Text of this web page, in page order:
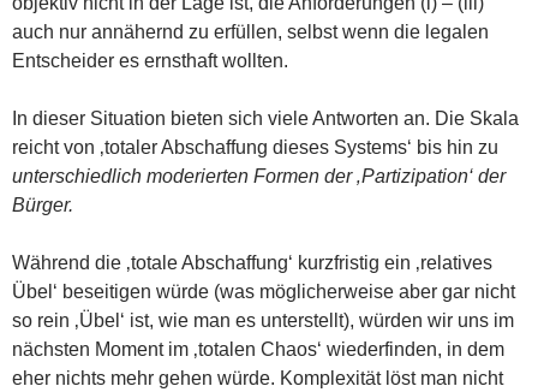
auch nur annähernd zu erfüllen, selbst wenn die legalen
Entscheider es ernsthaft wollten.
In dieser Situation bieten sich viele Antworten an. Die Skala
reicht von ‚totaler Abschaffung dieses Systems‘ bis hin zu
unterschiedlich moderierten Formen der ‚Partizipation‘ der
Bürger.
Während die ‚totale Abschaffung‘ kurzfristig ein ‚relatives
Übel‘ beseitigen würde (was möglicherweise aber gar nicht
so rein ‚Übel‘ ist, wie man es unterstellt), würden wir uns im
nächsten Moment im ‚totalen Chaos‘ wiederfinden, in dem
eher nichts mehr gehen würde. Komplexität löst man nicht